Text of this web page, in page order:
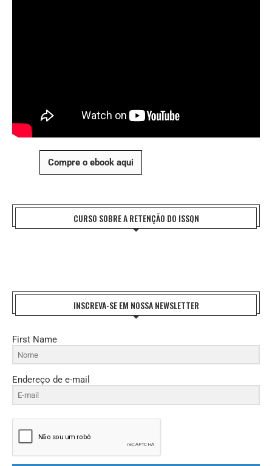
Compre o ebook aqui
CURSO SOBRE A RETENÇÃO DO ISSQN
INSCREVA-SE EM NOSSA NEWSLETTER
First Name
Endereço de e-mail